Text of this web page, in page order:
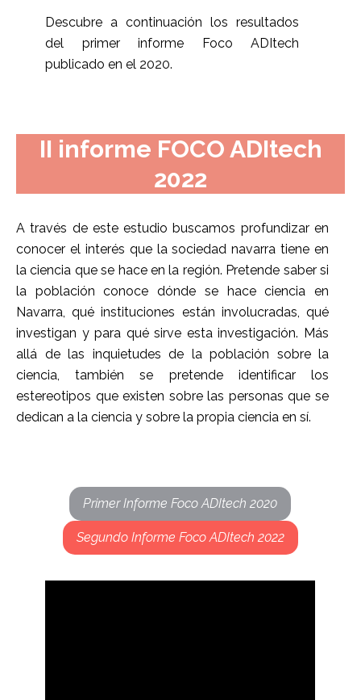
Descubre a continuación los resultados
del primer informe Foco ADItech
publicado en el 2020.
II informe FOCO ADItech
2022
A través de este estudio buscamos profundizar en
conocer el interés que la sociedad navarra tiene en
la ciencia que se hace en la región. Pretende saber si
la población conoce dónde se hace ciencia en
Navarra, qué instituciones están involucradas, qué
investigan y para qué sirve esta investigación. Más
allá de las inquietudes de la población sobre la
ciencia, también se pretende identificar los
estereotipos que existen sobre las personas que se
dedican a la ciencia y sobre la propia ciencia en sí.
Primer Informe Foco ADItech 2020
Segundo Informe Foco ADItech 2022